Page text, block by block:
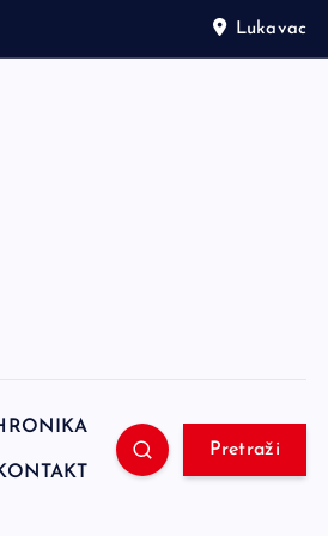
Lukavac
Pretraži